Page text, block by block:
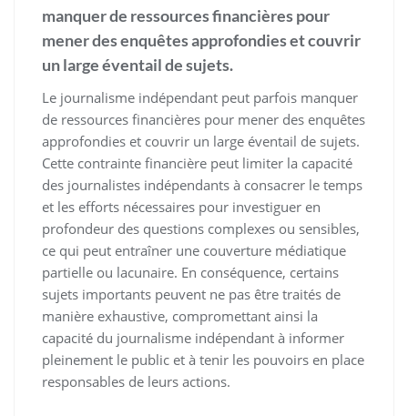
manquer de ressources financières pour
mener des enquêtes approfondies et couvrir
un large éventail de sujets.
Le journalisme indépendant peut parfois manquer
de ressources financières pour mener des enquêtes
approfondies et couvrir un large éventail de sujets.
Cette contrainte financière peut limiter la capacité
des journalistes indépendants à consacrer le temps
et les efforts nécessaires pour investiguer en
profondeur des questions complexes ou sensibles,
ce qui peut entraîner une couverture médiatique
partielle ou lacunaire. En conséquence, certains
sujets importants peuvent ne pas être traités de
manière exhaustive, compromettant ainsi la
capacité du journalisme indépendant à informer
pleinement le public et à tenir les pouvoirs en place
responsables de leurs actions.